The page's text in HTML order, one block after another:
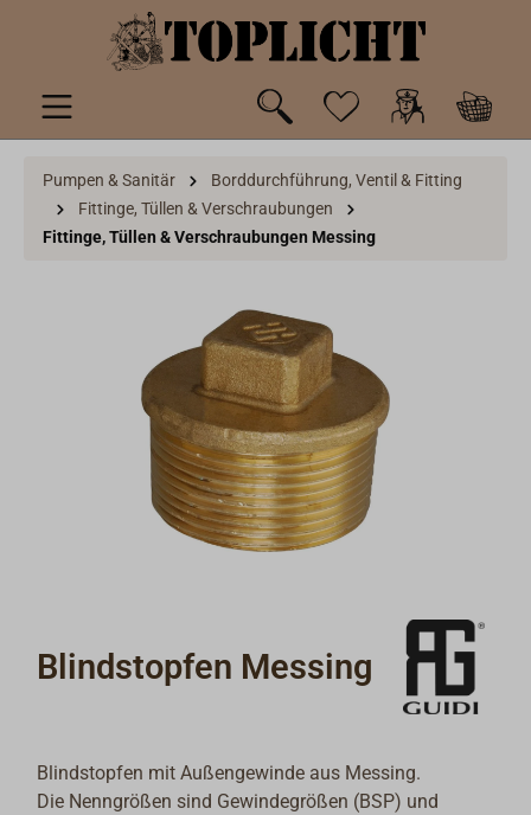
springen
Pumpen & Sanitär
Borddurchführung, Ventil & Fitting
Fittinge, Tüllen & Verschraubungen
Fittinge, Tüllen & Verschraubungen Messing
Blindstopfen Messing
Blindstopfen mit Außengewinde aus Messing.
Die Nenngrößen sind Gewindegrößen (BSP) und